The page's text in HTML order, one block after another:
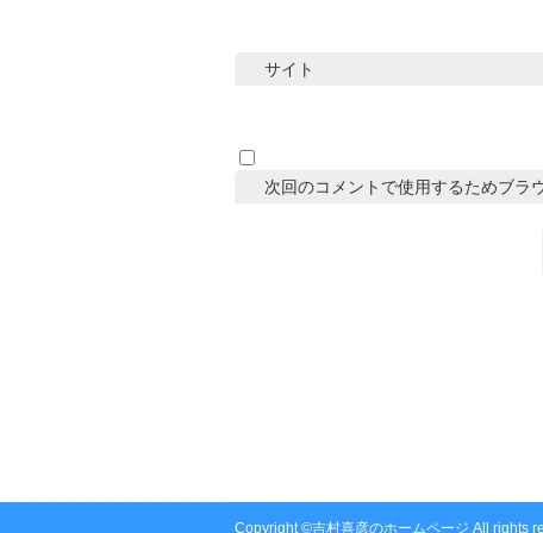
サイト
次回のコメントで使用するためブラ
Copyright ©吉村喜彦のホームページ All rights